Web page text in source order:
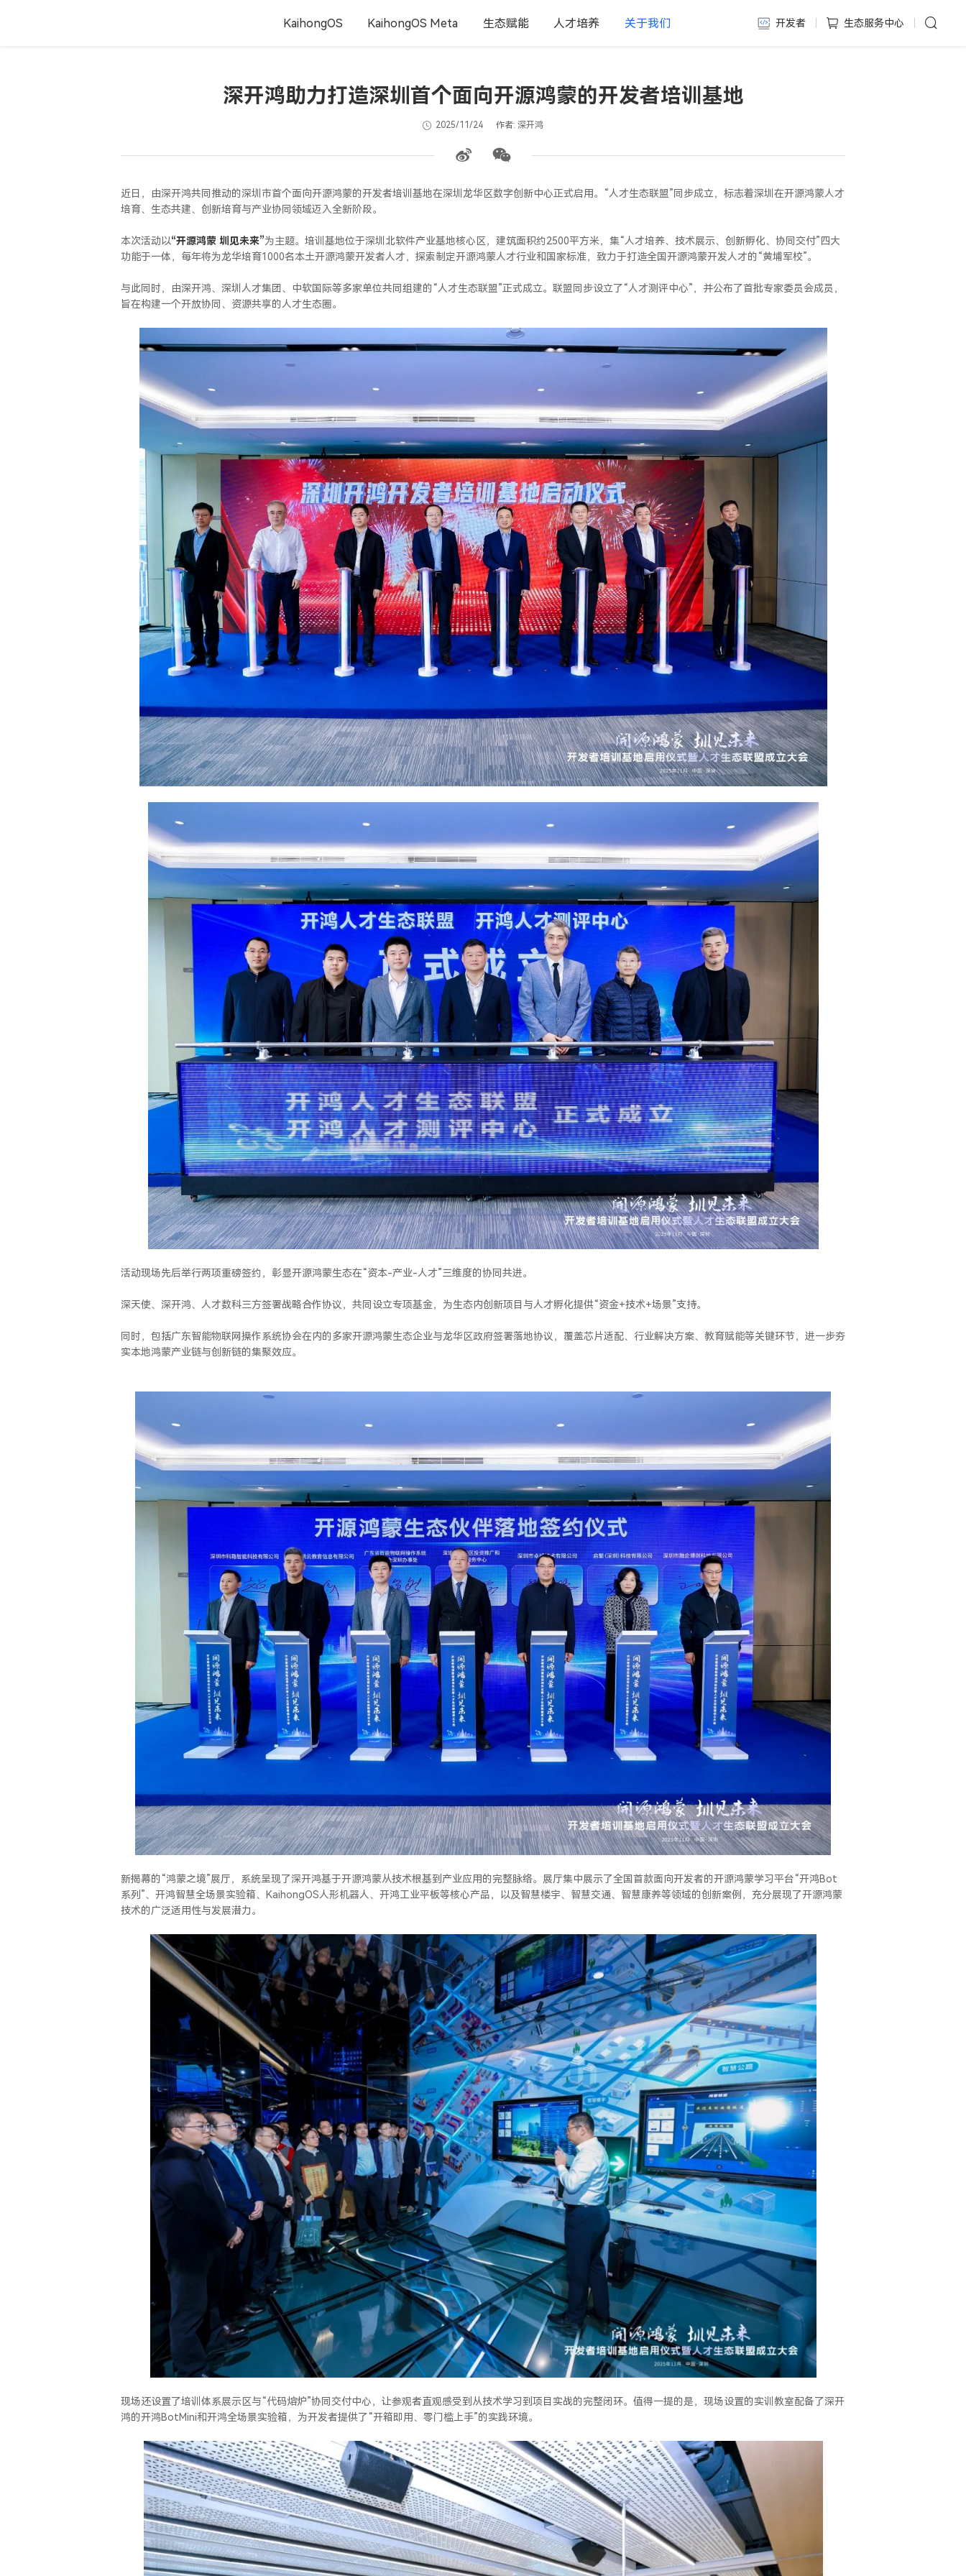
生态服务中心
开发者
KaihongOS KaihongOS Meta 生态赋能 人才培养 关于我们
深开鸿助力打造深圳首个面向开源鸿蒙的开发者培训基地
2025/11/24 作者: 深开鸿
近日，由深开鸿共同推动的深圳市首个面向开源鸿蒙的开发者培训基地在深圳龙华区数字创新中心正式启用。“人才生态联盟”同步成立，标志着深圳在开源鸿蒙人才
培育、生态共建、创新培育与产业协同领域迈入全新阶段。
本次活动以“开源鸿蒙 圳见未来”为主题。培训基地位于深圳北软件产业基地核心区，建筑面积约2500平方米，集“人才培养、技术展示、创新孵化、协同交付”四大
功能于一体，每年将为龙华培育1000名本土开源鸿蒙开发者人才，探索制定开源鸿蒙人才行业和国家标准，致力于打造全国开源鸿蒙开发人才的“黄埔军校”。
与此同时，由深开鸿、深圳人才集团、中软国际等多家单位共同组建的“人才生态联盟”正式成立。联盟同步设立了“人才测评中心”，并公布了首批专家委员会成员，
旨在构建一个开放协同、资源共享的人才生态圈。
活动现场先后举行两项重磅签约，彰显开源鸿蒙生态在“资本-产业-人才”三维度的协同共进。
深天使、深开鸿、人才数科三方签署战略合作协议，共同设立专项基金，为生态内创新项目与人才孵化提供“资金+技术+场景”支持。
同时，包括广东智能物联网操作系统协会在内的多家开源鸿蒙生态企业与龙华区政府签署落地协议，覆盖芯片适配、行业解决方案、教育赋能等关键环节，进一步夯
实本地鸿蒙产业链与创新链的集聚效应。
新揭幕的“鸿蒙之境”展厅，系统呈现了深开鸿基于开源鸿蒙从技术根基到产业应用的完整脉络。展厅集中展示了全国首款面向开发者的开源鸿蒙学习平台“开鸿Bot
系列”、开鸿智慧全场景实验箱、KaihongOS人形机器人、开鸿工业平板等核心产品，以及智慧楼宇、智慧交通、智慧康养等领域的创新案例，充分展现了开源鸿蒙
技术的广泛适用性与发展潜力。
现场还设置了培训体系展示区与“代码熔炉”协同交付中心，让参观者直观感受到从技术学习到项目实战的完整闭环。值得一提的是，现场设置的实训教室配备了深开
鸿的开鸿BotMini和开鸿全场景实验箱，为开发者提供了“开箱即用、零门槛上手”的实践环境。